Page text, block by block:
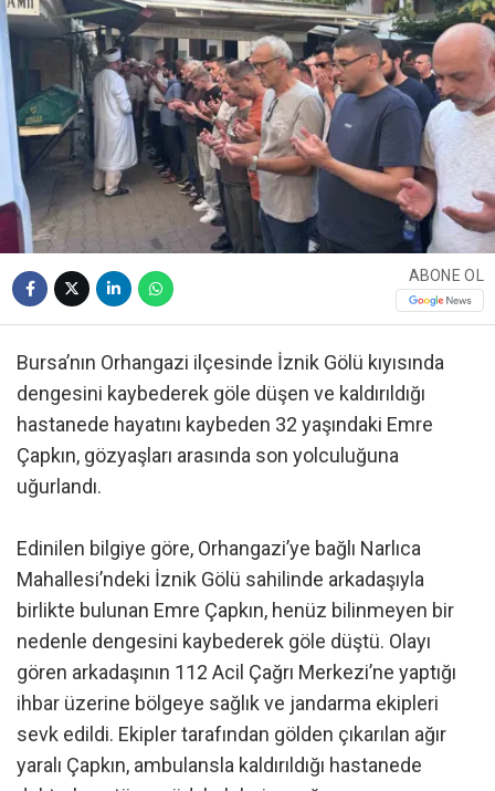
ABONE OL
Bursa’nın Orhangazi ilçesinde İznik Gölü kıyısında
dengesini kaybederek göle düşen ve kaldırıldığı
hastanede hayatını kaybeden 32 yaşındaki Emre
Çapkın, gözyaşları arasında son yolculuğuna
uğurlandı.
Edinilen bilgiye göre, Orhangazi’ye bağlı Narlıca
Mahallesi’ndeki İznik Gölü sahilinde arkadaşıyla
birlikte bulunan Emre Çapkın, henüz bilinmeyen bir
nedenle dengesini kaybederek göle düştü. Olayı
gören arkadaşının 112 Acil Çağrı Merkezi’ne yaptığı
ihbar üzerine bölgeye sağlık ve jandarma ekipleri
sevk edildi. Ekipler tarafından gölden çıkarılan ağır
yaralı Çapkın, ambulansla kaldırıldığı hastanede